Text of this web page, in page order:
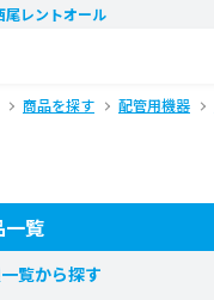
尾レントオール
商品を探す 配管用機器
一覧
覧から探す